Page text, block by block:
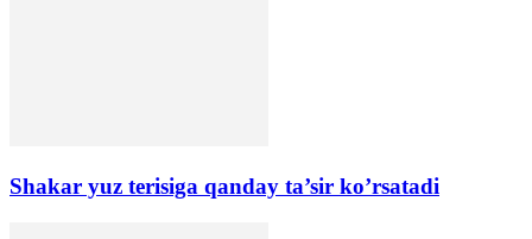
Shakar yuz terisiga qanday ta’sir koʼrsatadi